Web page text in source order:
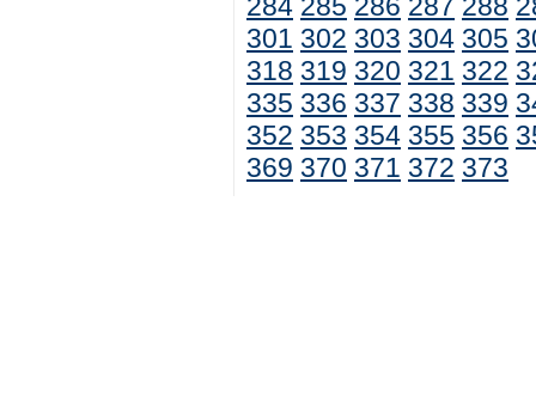
301 302 303 304 305
318 319 320 321 322
335 336 337 338 339
352 353 354 355 356
369 370 371 372 373